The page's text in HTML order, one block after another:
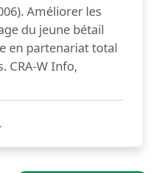
Améliorer les
du jeune bétail
en partenariat total
CRA-W Info,